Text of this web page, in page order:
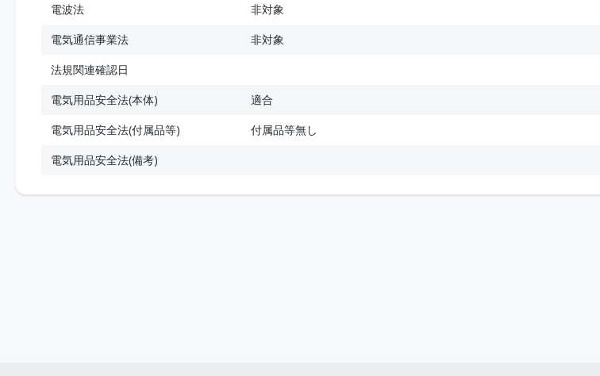
電波法
非対象
電気通信事業法
非対象
法規関連確認日
電気用品安全法(本体)
適合
電気用品安全法(付属品等)
付属品等無し
電気用品安全法(備考)